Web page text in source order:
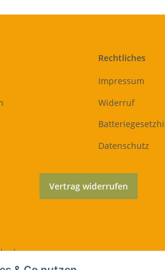
Rechtliches
Impressum
Widerruf
Datenschutz
Vertrag widerrufen